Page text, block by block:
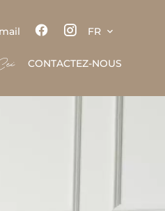
FR
CONTACTEZ-NOUS